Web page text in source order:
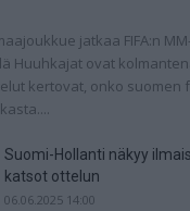
jatkaa FIFA:n
Huuhkajat ovat
kertovat, onko suomen
Suomi-Hollanti näkyy
katsot ottelun
06.06.2025 14:00